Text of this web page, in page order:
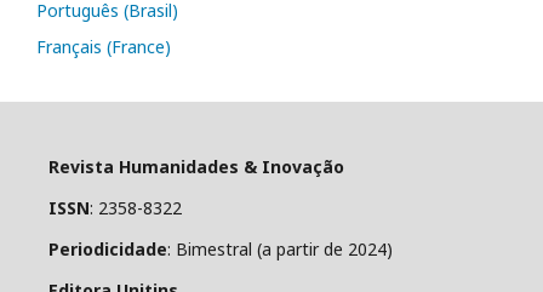
Português (Brasil)
Français (France)
Revista Humanidades & Inovação
ISSN: 2358-8322
Periodicidade: Bimestral (a partir de 2024)